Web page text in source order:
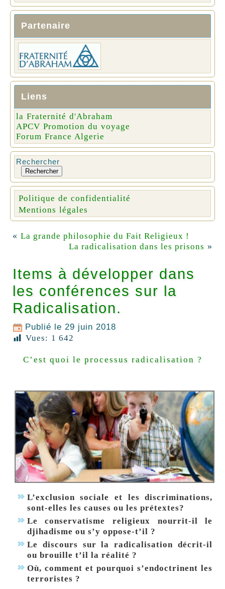
Partenaire
Liens
la Fraternité d'Abraham
APCV Promotion du voyage
Forum France Algerie
Rechercher
Rechercher
Politique de confidentialité
Mentions légales
« La grande philosophie du Fait Religieux !
La radicalisation dans les prisons »
Items à développer dans
les conférences sur la
Radicalisation.
Publié le 29 juin 2018
Vues: 1 642
C’est quoi le processus radicalisation ?
L’exclusion sociale et les discriminations,
sont-elles les causes ou les prétextes?
Le conservatisme religieux nourrit-il le
djihadisme ou s’y oppose-t’il ?
Le discours sur la radicalisation décrit-il
ou brouille t’il la réalité ?
Où, comment et pourquoi s’endoctrinent les
terroristes ?